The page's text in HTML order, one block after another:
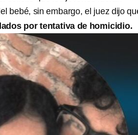
bebé, sin embargo, el juez dijo
por tentativa de homicidio.